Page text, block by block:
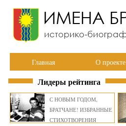
Главная О проекте
Лидеры рейтинга
С НОВЫМ ГОДОМ,
БРАТЧАНЕ! ИЗБРАННЫЕ
СТИХОТВОРЕНИЯ